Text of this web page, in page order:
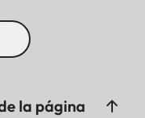
la página